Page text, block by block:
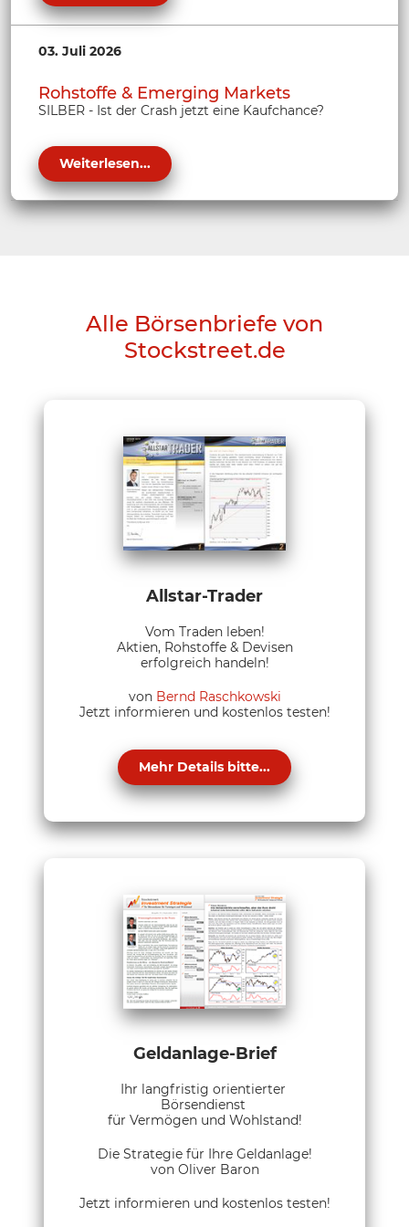
03. Juli 2026
Rohstoffe & Emerging Markets
SILBER - Ist der Crash jetzt eine Kaufchance?
Weiterlesen...
Alle Börsenbriefe von
Stockstreet.de
Allstar-Trader
Vom Traden leben!
Aktien, Rohstoffe & Devisen
erfolgreich handeln!
von Bernd Raschkowski
Jetzt informieren und kostenlos testen!
Mehr Details bitte...
Geldanlage-Brief
Ihr langfristig orientierter
Börsendienst
für Vermögen und Wohlstand!
Die Strategie für Ihre Geldanlage!
von Oliver Baron
Jetzt informieren und kostenlos testen!